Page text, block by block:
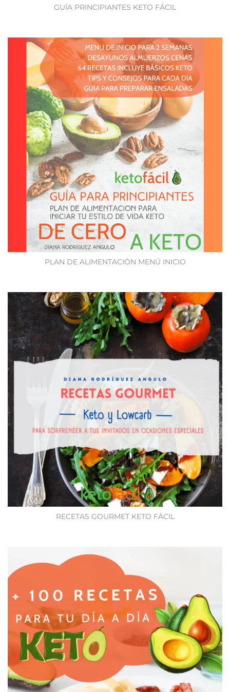
GUÍA PRINCIPIANTES KETO FÁCIL
PLAN DE ALIMENTACIÓN MENÚ INICIO
RECETAS GOURMET KETO FÁCIL